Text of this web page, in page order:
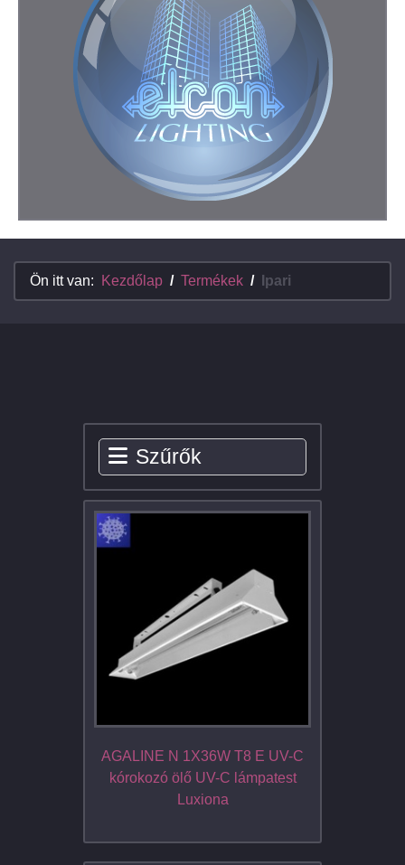
Ön itt van: Kezdőlap Termékek Ipari
Szűrők
AGALINE N 1X36W T8 E UV-C
kórokozó ölő UV-C lámpatest
Luxiona